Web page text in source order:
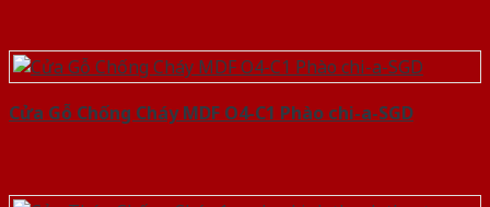
Cửa Gỗ Chống Cháy MDF O4-C1 Phào chi-a-SGD